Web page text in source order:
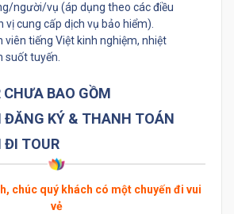
người/vụ (áp dụng theo các điều
vị cung cấp dịch vụ bảo hiểm).
viên tiếng Việt kinh nghiệm, nhiệt
suốt tuyến.
CHƯA BAO GỒM
ĐĂNG KÝ & THANH TOÁN
ĐI TOUR
chúc quý khách có một chuyến đi vui
vẻ